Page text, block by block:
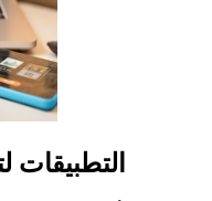
التطبيقات